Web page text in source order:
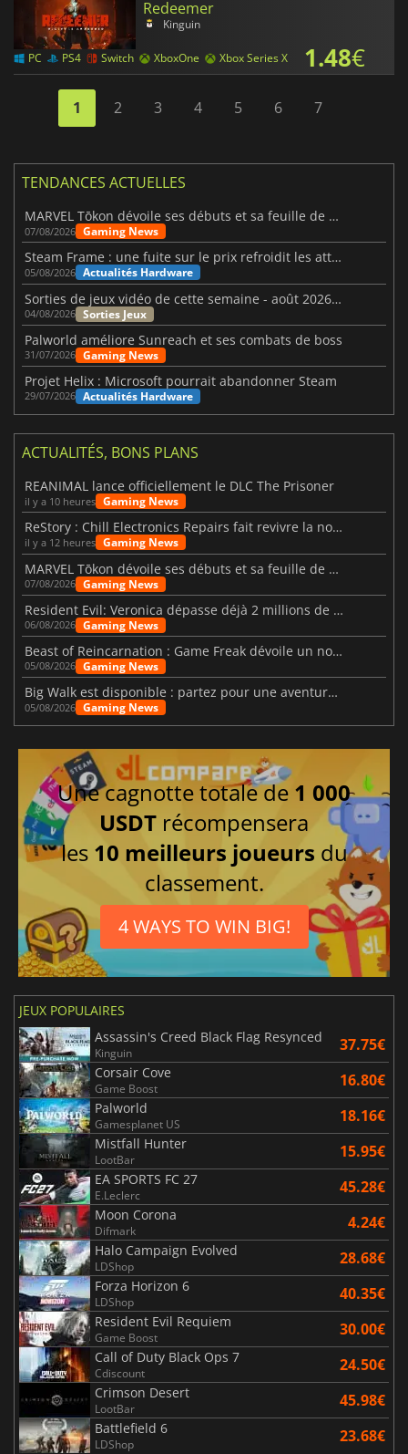
Redeemer
Kinguin
PC PS4 Switch XboxOne Xbox Series X 1.48€
1 2 3 4 5 6 7
TENDANCES ACTUELLES
MARVEL Tōkon dévoile ses débuts et sa feuille de route
07/08/2026 Gaming News
Steam Frame : une fuite sur le prix refroidit les attentes VR
05/08/2026 Actualités Hardware
Sorties de jeux vidéo de cette semaine - août 2026 (semaine 32)
04/08/2026 Sorties Jeux
Palworld améliore Sunreach et ses combats de boss
31/07/2026 Gaming News
Projet Helix : Microsoft pourrait abandonner Steam
29/07/2026 Actualités Hardware
ACTUALITÉS, BONS PLANS
REANIMAL lance officiellement le DLC The Prisoner
il y a 10 heures Gaming News
ReStory : Chill Electronics Repairs fait revivre la nostalgie des années 2000
il y a 12 heures Gaming News
MARVEL Tōkon dévoile ses débuts et sa feuille de route
07/08/2026 Gaming News
Resident Evil: Veronica dépasse déjà 2 millions de wishlists
06/08/2026 Gaming News
Beast of Reincarnation : Game Freak dévoile un nouveau pari
05/08/2026 Gaming News
Big Walk est disponible : partez pour une aventure entre amis
05/08/2026 Gaming News
Une cagnotte totale de 1 000
USDT récompensera
les 10 meilleurs joueurs du
classement.
4 WAYS TO WIN BIG!
JEUX POPULAIRES
Assassin's Creed Black Flag Resynced
Kinguin 37.75€
Corsair Cove
Game Boost 16.80€
Palworld
Gamesplanet US 18.16€
Mistfall Hunter
LootBar 15.95€
EA SPORTS FC 27
E.Leclerc 45.28€
Moon Corona
Difmark 4.24€
Halo Campaign Evolved
LDShop 28.68€
Forza Horizon 6
LDShop 40.35€
Resident Evil Requiem
Game Boost 30.00€
Call of Duty Black Ops 7
Cdiscount 24.50€
Crimson Desert
LootBar 45.98€
Battlefield 6
LDShop 23.68€